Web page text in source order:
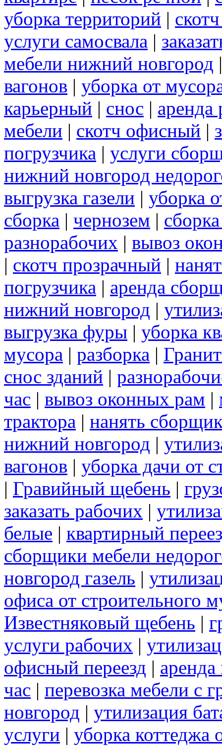
уборка территорий |
услуги самосвала |
мебели нижний новгород
вагонов | уборка от
карьерный | снос | аренда
мебели | скотч офисный |
погрузчика | услуги
нижний новгород
выгрузка газели | уборка
сборка | чернозем |
разнорабочих | вывоз
| скотч прозрачный |
погрузчика | аренда
нижний новгород |
выгрузка фуры | уборка
мусора | разборка |
снос зданий |
час | вывоз оконных рам |
трактора | нанять
нижний новгород |
вагонов | уборка дачи от
| Гравийный щебень |
заказать рабочих |
белые | квартирный
сборщики мебели
новгород газель |
офиса от строительного
Известняковый щебень |
услуги рабочих |
офисный переезд | аренда
час | перевозка мебели с
новгород | утилизация
услуги | уборка коттеджа